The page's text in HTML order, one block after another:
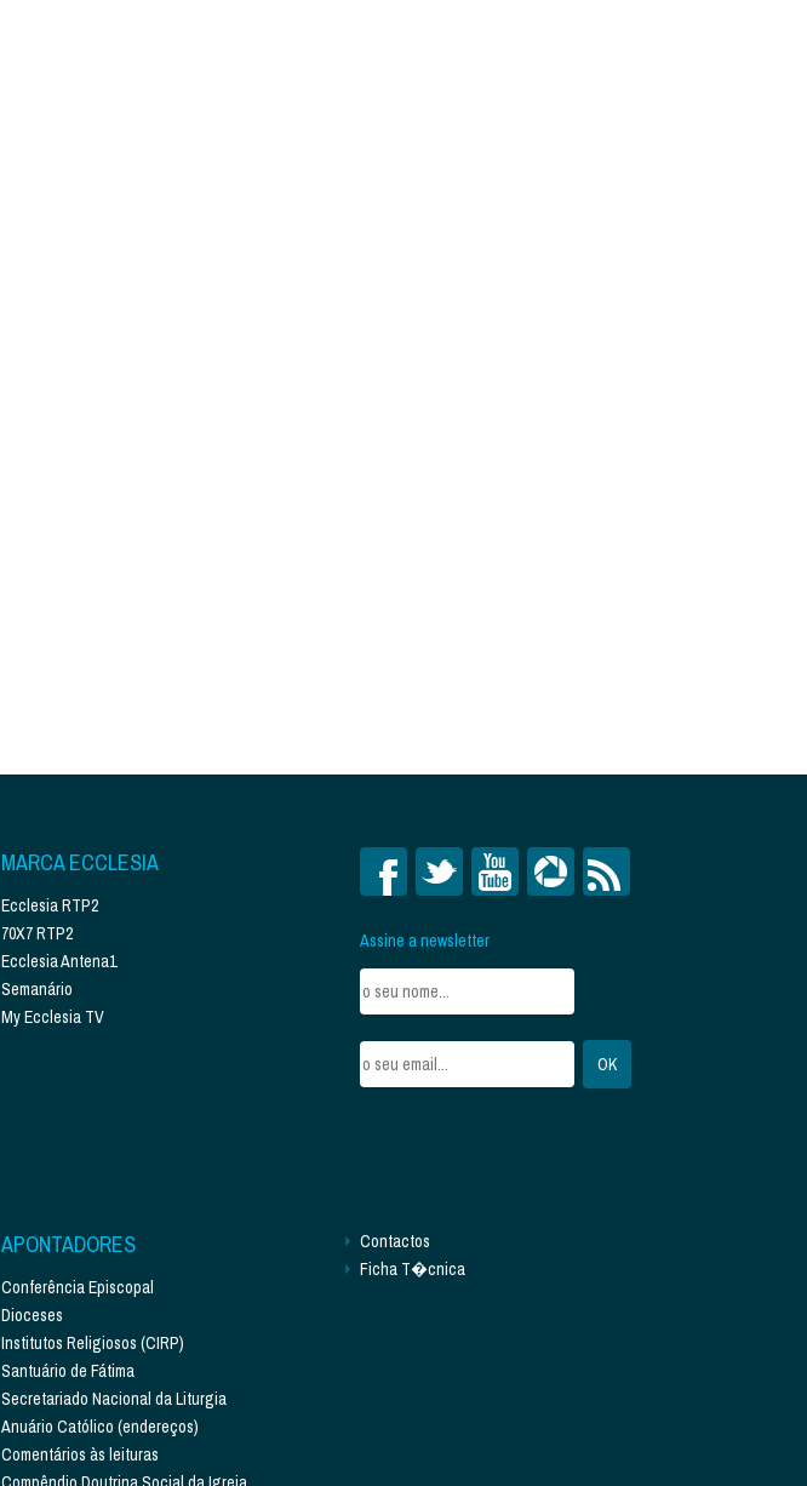
MARCA ECCLESIA
Ecclesia RTP2
70X7 RTP2
Ecclesia Antena1
Semanário
My Ecclesia TV
Assine a newsletter
APONTADORES
Conferência Episcopal
Dioceses
Institutos Religiosos (CIRP)
Santuário de Fátima
Secretariado Nacional da Liturgia
Anuário Católico (endereços)
Comentários às leituras
Contactos
Ficha T�cnica